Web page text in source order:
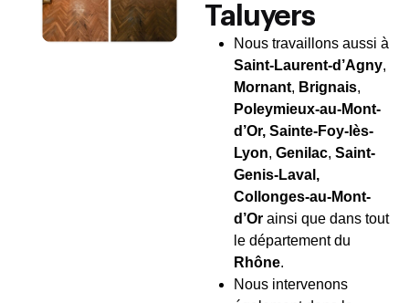
Taluyers
Nous travaillons aussi à
Saint-Laurent-d’Agny,
Mornant, Brignais,
Poleymieux-au-Mont-
d’Or, Sainte-Foy-lès-
Lyon, Genilac, Saint-
Genis-Laval,
Collonges-au-Mont-
d’Or ainsi que dans tout
le département du
Rhône.
Nous intervenons